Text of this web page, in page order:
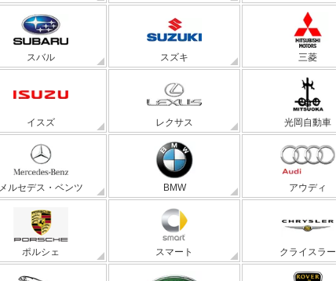
スバル スズキ 三菱
イスズ レクサス 光岡自動車
メルセデス・ベンツ BMW アウディ
ポルシェ スマート クライスラー